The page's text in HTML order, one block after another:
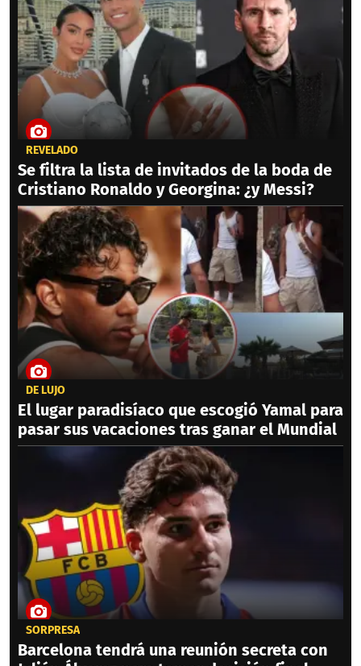
REVELADO
Se filtra la lista de invitados de la boda de
Cristiano Ronaldo y Georgina: ¿y Messi?
DE LUJO
El lugar paradisíaco que escogió Yamal para
pasar sus vacaciones tras ganar el Mundial
SORPRESA
Barcelona tendrá una reunión secreta con